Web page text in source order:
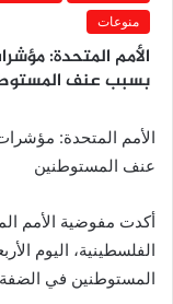
منوعات
الأمم المتحدة:
بسبب عنف
الأمم المتحدة:
عنف المستوطنين
أكدت مفوضية الأمم
الفلسطينية، اليوم
المستوطنين في الضفة